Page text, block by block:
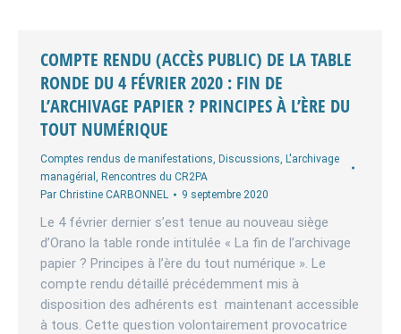
COMPTE RENDU (ACCÈS PUBLIC) DE LA TABLE
RONDE DU 4 FÉVRIER 2020 : FIN DE
L’ARCHIVAGE PAPIER ? PRINCIPES À L’ÈRE DU
TOUT NUMÉRIQUE
Comptes rendus de manifestations, Discussions, L'archivage
managérial , Rencontres du CR2PA
Par Christine CARBONNEL 9 septembre 2020
Le 4 février dernier s’est tenue au nouveau siège
d’Orano la table ronde intitulée « La fin de l’archivage
papier ? Principes à l’ère du tout numérique ». Le
compte rendu détaillé précédemment mis à
disposition des adhérents est maintenant accessible
à tous. Cette question volontairement provocatrice